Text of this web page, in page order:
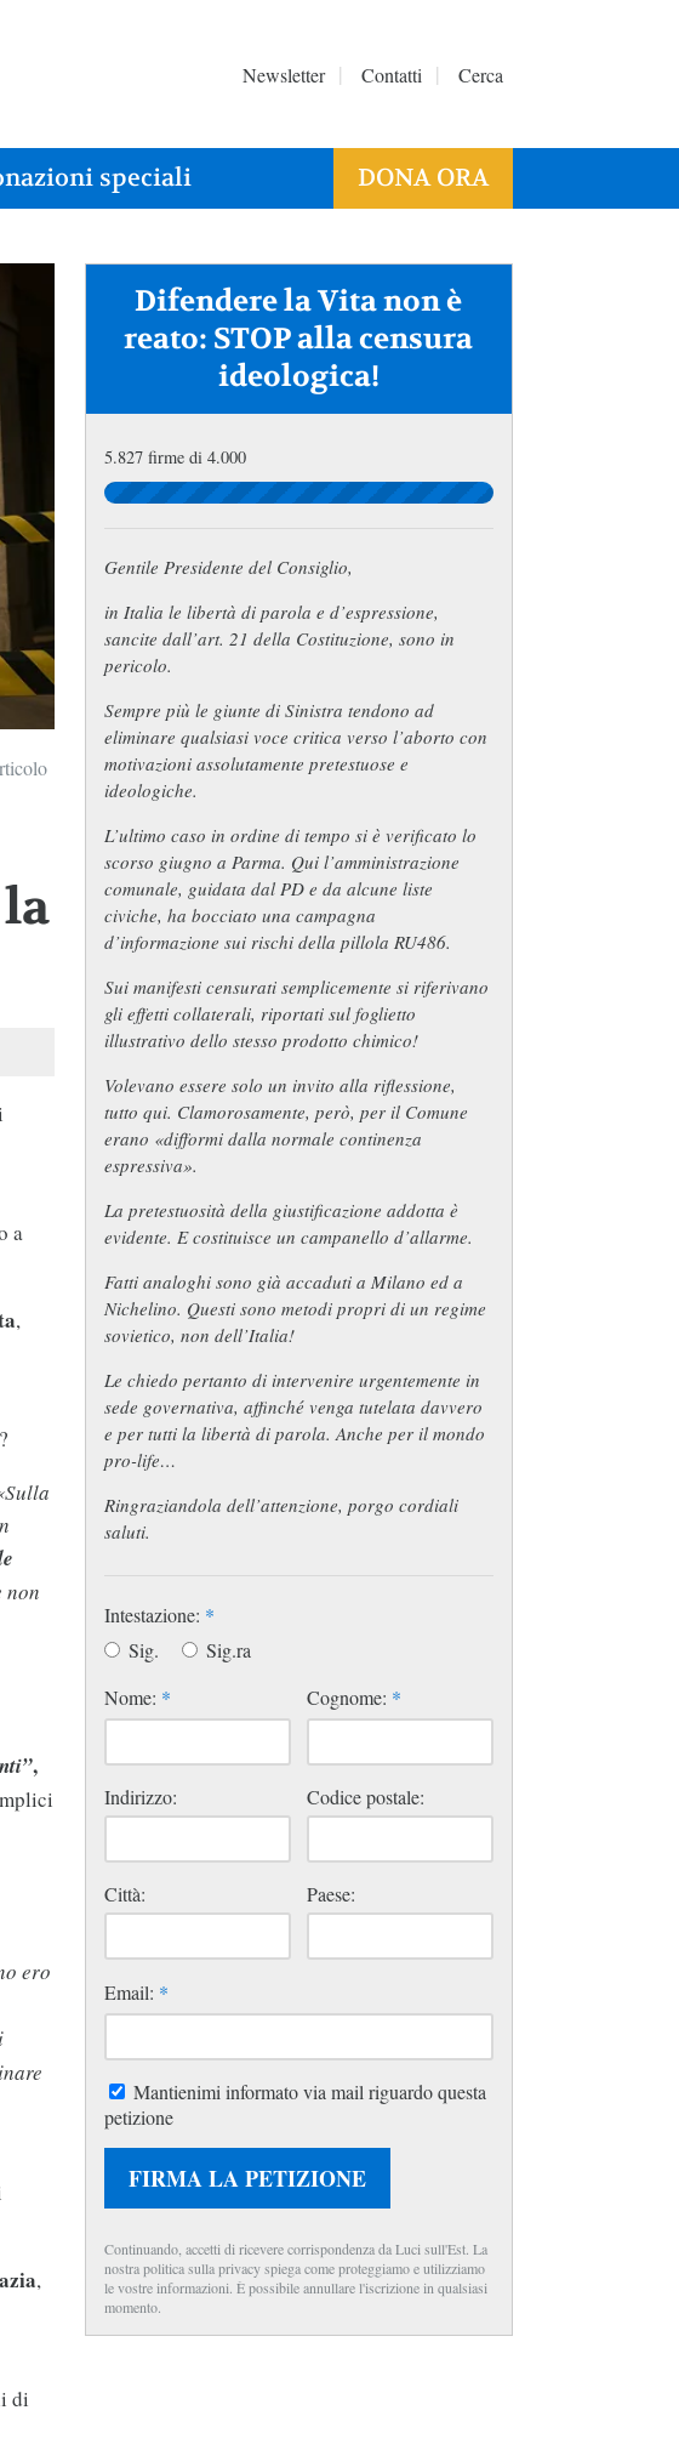
Newsletter Contatti Cerca
speciali DONA ORA
a
,
non
,
ero
,
di
Difendere la Vita non è
reato: STOP alla censura
ideologica!
5.827 firme di 4.000
Gentile Presidente del Consiglio,
in Italia le libertà di parola e d’espressione,
sancite dall’art. 21 della Costituzione, sono in
pericolo.
Sempre più le giunte di Sinistra tendono ad
eliminare qualsiasi voce critica verso l’aborto con
motivazioni assolutamente pretestuose e
ideologiche.
L’ultimo caso in ordine di tempo si è verificato lo
scorso giugno a Parma. Qui l’amministrazione
comunale, guidata dal PD e da alcune liste
civiche, ha bocciato una campagna
d’informazione sui rischi della pillola RU486.
Sui manifesti censurati semplicemente si riferivano
gli effetti collaterali, riportati sul foglietto
illustrativo dello stesso prodotto chimico!
Volevano essere solo un invito alla riflessione,
tutto qui. Clamorosamente, però, per il Comune
erano «difformi dalla normale continenza
espressiva».
La pretestuosità della giustificazione addotta è
evidente. E costituisce un campanello d’allarme.
Fatti analoghi sono già accaduti a Milano ed a
Nichelino. Questi sono metodi propri di un regime
sovietico, non dell’Italia!
Le chiedo pertanto di intervenire urgentemente in
sede governativa, affinché venga tutelata davvero
e per tutti la libertà di parola. Anche per il mondo
pro-life…
Ringraziandola dell’attenzione, porgo cordiali
saluti.
Intestazione: *
Sig.
Sig.ra
Nome: * Cognome: *
Indirizzo: Codice postale:
Città: Paese:
Email: *
Mantienimi informato via mail riguardo questa
petizione
FIRMA LA PETIZIONE
Continuando, accetti di ricevere corrispondenza da Luci sull'Est. La
nostra politica sulla privacy spiega come proteggiamo e utilizziamo
le vostre informazioni. È possibile annullare l'iscrizione in qualsiasi
momento.